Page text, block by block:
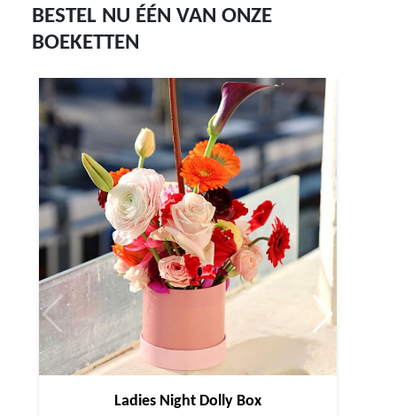
BESTEL NU ÉÉN VAN ONZE
BOEKETTEN
Ladies Night Dolly Box